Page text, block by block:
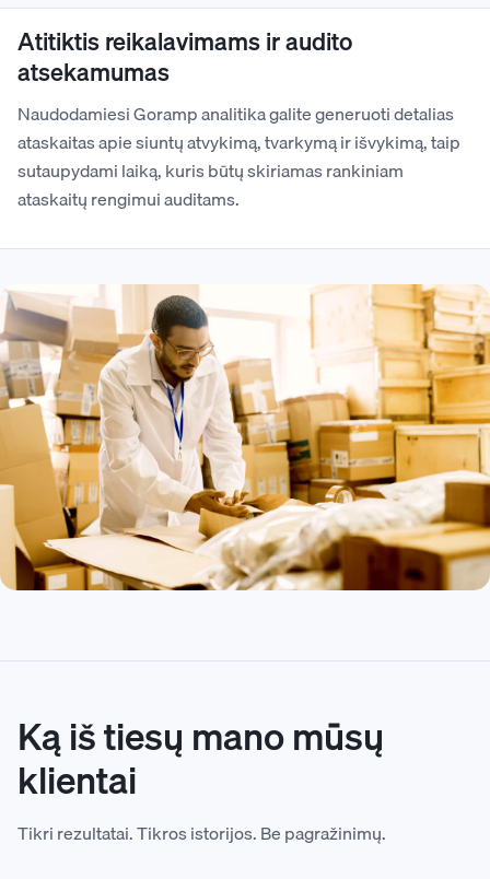
Atitiktis reikalavimams ir audito
atsekamumas
Naudodamiesi Goramp analitika galite generuoti detalias
ataskaitas apie siuntų atvykimą, tvarkymą ir išvykimą, taip
sutaupydami laiką, kuris būtų skiriamas rankiniam
ataskaitų rengimui auditams.
Ką iš tiesų mano mūsų
klientai
Tikri rezultatai. Tikros istorijos. Be pagražinimų.